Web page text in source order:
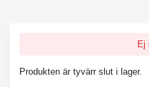
Ej
Produkten är tyvärr slut i lager.